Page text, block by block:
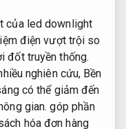
của led downlight
điện vượt trội so
đốt truyền thống.
nghiên cứu, Bền
có thể giảm đến
gian. góp phần
hóa đơn hàng